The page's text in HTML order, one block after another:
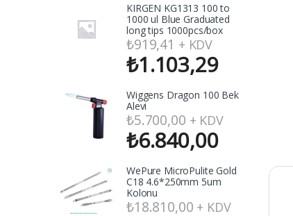
KIRGEN KG1313 100 to
1000 ul Blue Graduated
long tips 1000pcs/box
₺919,41 + KDV
₺1.103,29
Wiggens Dragon 100 Bek
Alevi
₺5.700,00 + KDV
₺6.840,00
WePure MicroPulite Gold
C18 4.6*250mm 5um
Kolonu
₺18.810,00 + KDV